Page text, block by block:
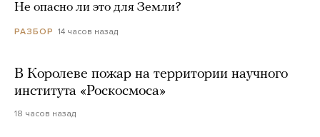
Не опасно ли это для Земли?
РАЗБОР 14 часов назад
В Королеве пожар на территории научного
института «Роскосмоса»
18 часов назад